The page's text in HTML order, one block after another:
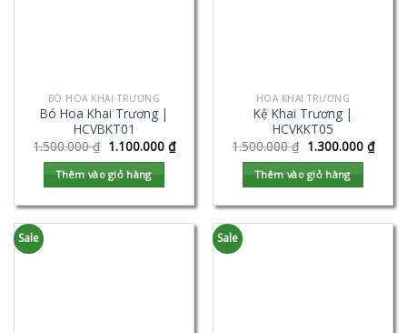
BÓ HOA KHAI TRƯƠNG
Bó Hoa Khai Trương |
HCVBKT01
1.500.000₫ 1.100.000 ₫
Thêm vào giỏ hàng
HOA KHAI TRƯƠNG
Kệ Khai Trương |
HCVKKT05
1.500.000₫ 1.300.000 ₫
Thêm vào giỏ hàng
Sale Sale